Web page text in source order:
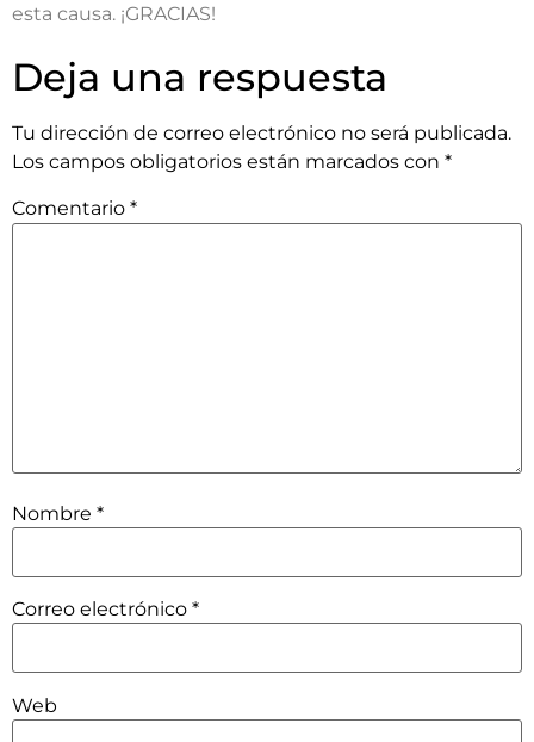
esta causa. ¡GRACIAS!
Deja una respuesta
Tu dirección de correo electrónico no será publicada.
Los campos obligatorios están marcados con *
Comentario *
Nombre *
Correo electrónico *
Web